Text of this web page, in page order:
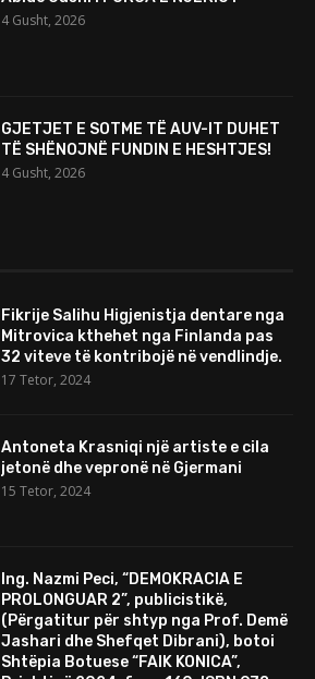
4 Gusht, 2026
GJETJET E SOTME TË AUV-IT DUHET
TË SHËNOJNË FUNDIN E HESHTJES!
4 Gusht, 2026
Fikrije Salihu Higjenistja dentare nga
Mitrovica kthehet nga Finlanda pas
32 viteve të kontribojë në vendlindje.
17 Tetor, 2024
Antoneta Krasniqi një artiste e cila
jetonë dhe vepronë në Gjermani
15 Tetor, 2024
Ing. Nazmi Peci, “DEMOKRACIA E
PROLONGUAR 2”, publicistikë,
(Përgatitur për shtyp nga Prof. Demë
Jashari dhe Shefqet Dibrani), botoi
Shtëpia Botuese “FAIK KONICA”,